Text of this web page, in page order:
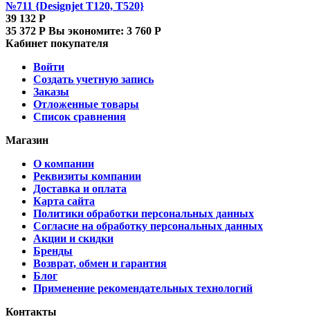
№711 {Designjet T120, T520}
39 132 Р
35 372 Р Вы экономите: 3 760 Р
Кабинет покупателя
Войти
Создать учетную запись
Заказы
Отложенные товары
Список сравнения
Магазин
О компании
Реквизиты компании
Доставка и оплата
Карта сайта
Политики обработки персональных данных
Согласие на обработку персональных данных
Акции и скидки
Бренды
Возврат, обмен и гарантия
Блог
Применение рекомендательных технологий
Контакты